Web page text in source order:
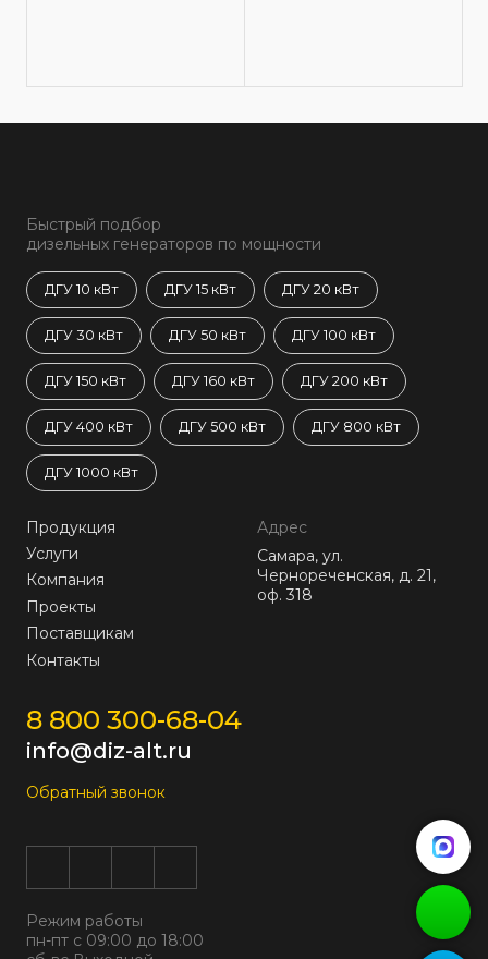
Быстрый подбор
дизельных генераторов по мощности
ДГУ 10 кВт ДГУ 15 кВт ДГУ 20 кВт
ДГУ 30 кВт ДГУ 50 кВт ДГУ 100 кВт
ДГУ 150 кВт ДГУ 160 кВт ДГУ 200 кВт
ДГУ 400 кВт ДГУ 500 кВт ДГУ 800 кВт
ДГУ 1000 кВт
Продукция
Услуги
Компания
Проекты
Поставщикам
Контакты
Адрес
Самара, ул.
Чернореченская, д. 21,
оф. 318
8 800 300-68-04
info@diz-alt.ru
Обратный звонок
Режим работы
пн-пт с 09:00 до 18:00